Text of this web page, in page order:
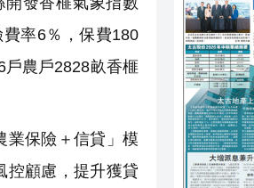
率6％，保費180
戶農戶2828畝香榧
業保險＋信貸」模
控顧慮，提升獲貸